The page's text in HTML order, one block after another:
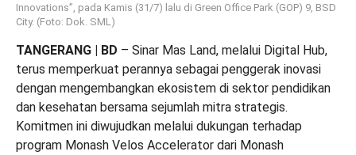
Innovations”, pada Kamis (31/7) lalu di Green Office Park (GOP) 9, BSD
City. (Foto: Dok. SML)
TANGERANG | BD – Sinar Mas Land, melalui Digital Hub,
terus memperkuat perannya sebagai penggerak inovasi
dengan mengembangkan ekosistem di sektor pendidikan
dan kesehatan bersama sejumlah mitra strategis.
Komitmen ini diwujudkan melalui dukungan terhadap
program Monash Velos Accelerator dari Monash